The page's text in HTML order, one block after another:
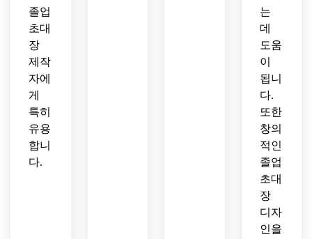
졸업
초대
장
제작
자에
게
특히
유용
합니
다.
는
데
도움
이
됩니
다.
또한
창의
적인
졸업
초대
장
디자
인을